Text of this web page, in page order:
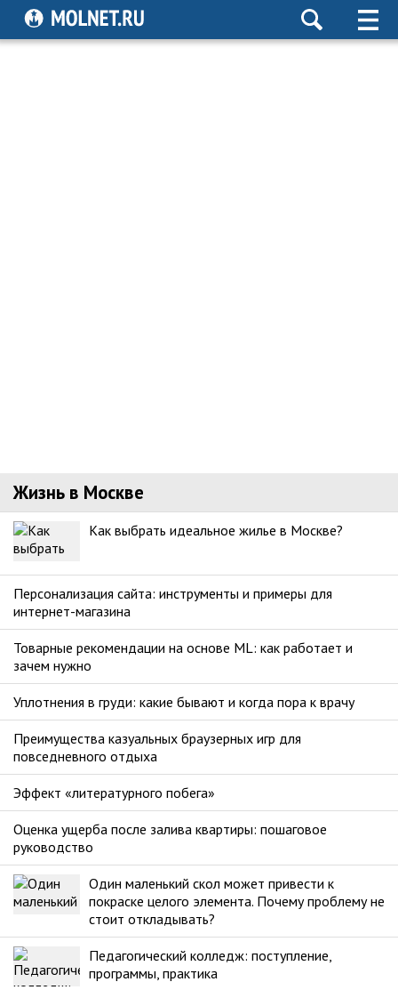
Жизнь в Москве
Как выбрать идеальное жилье в Москве?
Персонализация сайта: инструменты и примеры для
интернет-магазина
Товарные рекомендации на основе ML: как работает и
зачем нужно
Уплотнения в груди: какие бывают и когда пора к врачу
Преимущества казуальных браузерных игр для
повседневного отдыха
Эффект «литературного побега»
Оценка ущерба после залива квартиры: пошаговое
руководство
Один маленький скол может привести к
покраске целого элемента. Почему проблему не
стоит откладывать?
Педагогический колледж: поступление,
программы, практика